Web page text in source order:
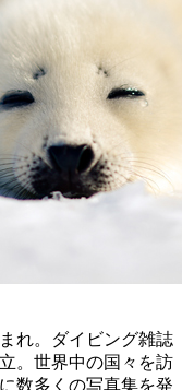
れ。ダイビング雑誌
。世界中の国々を訪
数多くの写真集を発